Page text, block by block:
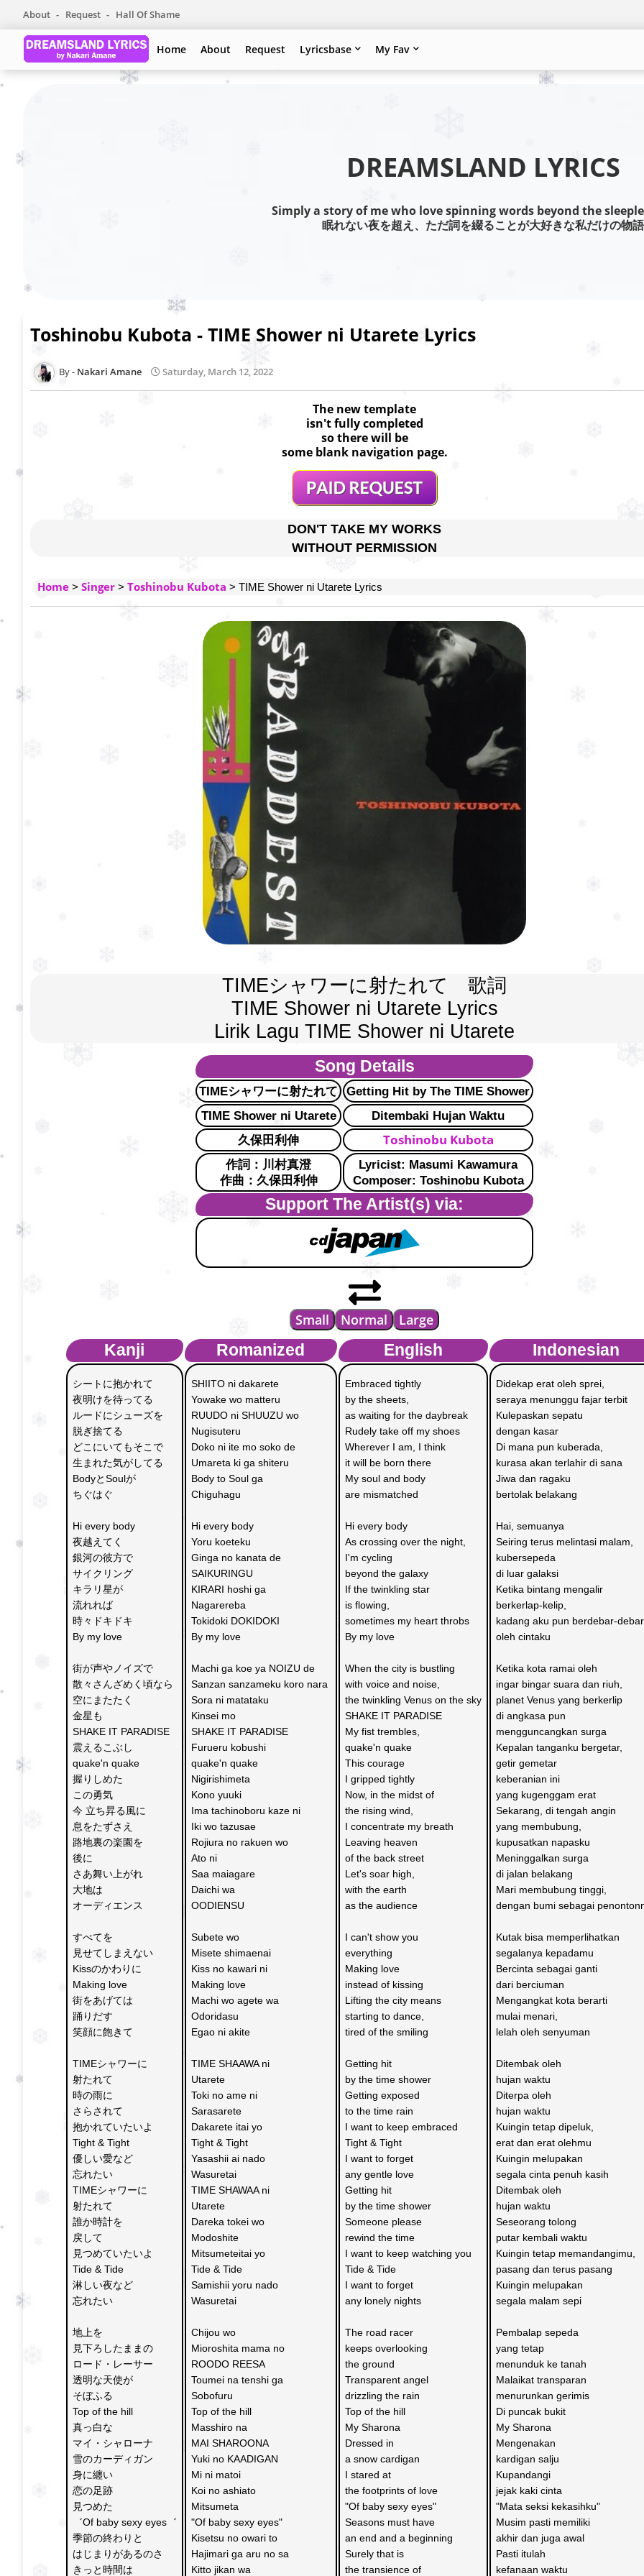
About Request Hall Of Shame
Home About Request Lyricsbase My Fav
DREAMSLAND LYRICS
Simply a story of me who love spinning words beyond the
眠れない夜を超え、ただ詞を綴ることが大好きな私だけの物語
Toshinobu Kubota - TIME Shower ni Utarete Lyrics
Nakari Amane Saturday, March 12, 2022
The new template
isn't fully completed
so there will be
some blank navigation page.
DON'T TAKE MY WORKS
WITHOUT PERMISSION
Home > Singer > Toshinobu Kubota > TIME Shower ni Utarete Lyrics
TIMEシャワーに射たれて　歌詞
TIME Shower ni Utarete Lyrics
Lirik Lagu TIME Shower ni Utarete
Song Details
TIMEシャワーに射たれて
Getting Hit by The TIME Shower
TIME Shower ni Utarete
Ditembaki Hujan Waktu
久保田利伸
Toshinobu Kubota
作詞：川村真澄
作曲：久保田利伸
Lyricist: Masumi Kawamura
Composer: Toshinobu Kubota
Support The Artist(s) via:
Small Normal Large
Kanji Romanized English Indonesian
シートに抱かれて
夜明けを待ってる
ルードにシューズを
脱ぎ捨てる
どこにいてもそこで
生まれた気がしてる
BodyとSoulが
ちぐはぐ
Hi every body
夜越えてく
銀河の彼方で
サイクリング
キラリ星が
流れれば
時々ドキドキ
By my love
街が声やノイズで
散々さんざめく頃なら
空にまたたく
金星も
SHAKE IT PARADISE
震えるこぶし
quake'n quake
握りしめた
この勇気
今 立ち昇る風に
息をたずさえ
路地裏の楽園を
後に
さあ舞い上がれ
大地は
オーディエンス
すべてを
見せてしまえない
Kissのかわりに
Making love
街をあげては
踊りだす
笑顔に飽きて
TIMEシャワーに
射たれて
時の雨に
さらされて
抱かれていたいよ
Tight & Tight
優しい愛など
忘れたい
TIMEシャワーに
射たれて
誰か時計を
戻して
見つめていたいよ
Tide & Tide
淋しい夜など
忘れたい
地上を
見下ろしたままの
ロード・レーサー
透明な天使が
そぼふる
Top of the hill
真っ白な
マイ・シャローナ
雪のカーディガン
身に纏い
恋の足跡
見つめた
゛Of baby sexy eyes゛
季節の終わりと
はじまりがあるのさ
きっと時間は
SHIITO ni dakarete
Yowake wo matteru
RUUDO ni SHUUZU wo
Nugisuteru
Doko ni ite mo soko de
Umareta ki ga shiteru
Body to Soul ga
Chiguhagu
Hi every body
Yoru koeteku
Ginga no kanata de
SAIKURINGU
KIRARI hoshi ga
Nagarereba
Tokidoki DOKIDOKI
By my love
Machi ga koe ya NOIZU de
Sanzan sanzameku koro nara
Sora ni matataku
Kinsei mo
SHAKE IT PARADISE
Furueru kobushi
quake'n quake
Nigirishimeta
Kono yuuki
Ima tachinoboru kaze ni
Iki wo tazusae
Rojiura no rakuen wo
Ato ni
Saa maiagare
Daichi wa
OODIENSU
Subete wo
Misete shimaenai
Kiss no kawari ni
Making love
Machi wo agete wa
Odoridasu
Egao ni akite
TIME SHAAWA ni
Utarete
Toki no ame ni
Sarasarete
Dakarete itai yo
Tight & Tight
Yasashii ai nado
Wasuretai
TIME SHAWAA ni
Utarete
Dareka tokei wo
Modoshite
Mitsumeteitai yo
Tide & Tide
Samishii yoru nado
Wasuretai
Chijou wo
Mioroshita mama no
ROODO REESA
Toumei na tenshi ga
Sobofuru
Top of the hill
Masshiro na
MAI SHAROONA
Yuki no KAADIGAN
Mi ni matoi
Koi no ashiato
Mitsumeta
"Of baby sexy eyes"
Kisetsu no owari to
Hajimari ga aru no sa
Kitto jikan wa
Embraced tightly
by the sheets,
as waiting for the daybreak
Rudely take off my shoes
Wherever I am, I think
it will be born there
My soul and body
are mismatched
Hi every body
As crossing over the night,
I'm cycling
beyond the galaxy
If the twinkling star
is flowing,
sometimes my heart throbs
By my love
When the city is bustling
with voice and noise,
the twinkling Venus on the sky
SHAKE IT PARADISE
My fist trembles,
quake'n quake
This courage
I gripped tightly
Now, in the midst of
the rising wind,
I concentrate my breath
Leaving heaven
of the back street
Let's soar high,
with the earth
as the audience
I can't show you
everything
Making love
instead of kissing
Lifting the city means
starting to dance,
tired of the smiling
Getting hit
by the time shower
Getting exposed
to the time rain
I want to keep embraced
Tight & Tight
I want to forget
any gentle love
Getting hit
by the time shower
Someone please
rewind the time
I want to keep watching you
Tide & Tide
I want to forget
any lonely nights
The road racer
keeps overlooking
the ground
Transparent angel
drizzling the rain
Top of the hill
My Sharona
Dressed in
a snow cardigan
I stared at
the footprints of love
"Of baby sexy eyes"
Seasons must have
an end and a beginning
Surely that is
the transience of
Didekap erat oleh sprei,
seraya menunggu fajar terbit
Kulepaskan sepatu
dengan kasar
Di mana pun kuberada,
kurasa akan terlahir di sana
Jiwa dan ragaku
bertolak belakang
Hai, semuanya
Seiring terus melintasi malam,
kubersepeda
di luar galaksi
Ketika bintang mengalir
berkerlap-kelip,
kadang aku pun berdebar-debar
oleh cintaku
Ketika kota ramai oleh
ingar bingar suara dan riuh,
planet Venus yang berkerlip
di angkasa pun
mengguncangkan surga
Kepalan tanganku bergetar,
getir gemetar
keberanian ini
yang kugenggam erat
Sekarang, di tengah angin
yang membubung,
kupusatkan napasku
Meninggalkan surga
di jalan belakang
Mari membubung tinggi,
dengan bumi sebagai
Kutak bisa memperlihatkan
segalanya kepadamu
Bercinta sebagai ganti
dari berciuman
Mengangkat kota berarti
mulai menari,
lelah oleh senyuman
Ditembak oleh
hujan waktu
Diterpa oleh
hujan waktu
Kuingin tetap dipeluk,
erat dan erat olehmu
Kuingin melupakan
segala cinta penuh kasih
Ditembak oleh
hujan waktu
Seseorang tolong
putar kembali waktu
Kuingin tetap memandangimu,
pasang dan terus pasang
Kuingin melupakan
segala malam sepi
Pembalap sepeda
yang tetap
menunduk ke tanah
Malaikat transparan
menurunkan gerimis
Di puncak bukit
My Sharona
Mengenakan
kardigan salju
Kupandangi
jejak kaki cinta
"Mata seksi kekasihku"
Musim pasti memiliki
akhir dan juga awal
Pasti itulah
kefanaan waktu